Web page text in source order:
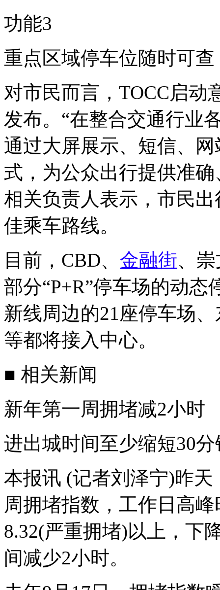
功能3
重点区域停车位随时可查
对市民而言，TOCC启动
发布。“在整合交通行业
通过大屏展示、短信、
式，为公众出行提供准
相关负责人表示，市民
佳乘车路线。
目前，CBD、 金融街、
部分“P+R”停车场的动
新线周边的21座停车场
等都将接入中心。
■ 相关新闻
新年第一周拥堵减2小时
进出城时间至少缩短30分
本报讯 (记者刘泽宁)昨
周拥堵指数，工作日高
8.32(严重拥堵)以上，下
间减少2小时。